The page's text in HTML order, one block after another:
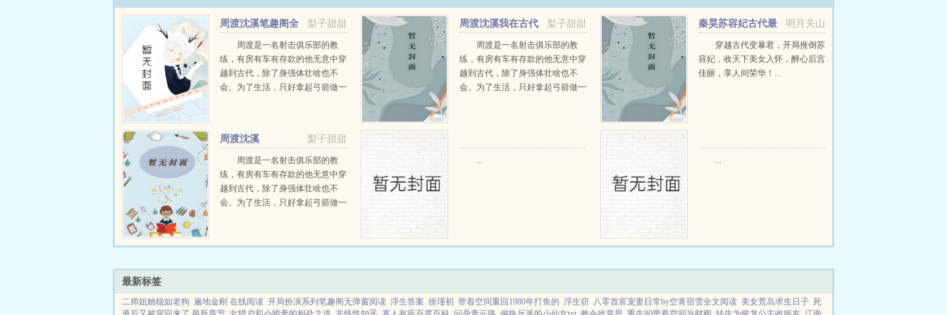
梨子甜甜
周渡沈溪笔趣阁全
文免费阅读
周渡是一名射击俱乐部的教
练，有房有车有存款的他无意中穿
越到古代，除了身强体壮啥也不
会。为了生活，只好拿起弓箭做一
渡看着山下的寥寥炊烟，以及那...
梨子甜甜
周渡沈溪我在古代
当猎户小说免费在线阅读
周渡是一名射击俱乐部的教
练，有房有车有存款的他无意中穿
越到古代，除了身强体壮啥也不
会。为了生活，只好拿起弓箭做一
明月关山
秦昊苏容妃古代最
强昏君最新章节在线阅读
穿越古代变暴君，开局推倒苏
容妃，收天下美女入怀，醉心后宫
佳丽，享人间荣华！...
梨子甜甜
周渡沈溪
周渡是一名射击俱乐部的教
练，有房有车有存款的他无意中穿
越到古代，除了身强体壮啥也不
会。为了生活，只好拿起弓箭做一
只野兔，不会做（失望）第三天周
... ...
最新标签
二师姐她稳如老狗 遍地金刚 在线阅读 开局扮演系列笔趣阁无弹窗阅读 浮生答案 徐瑾初 带着空间重回1980年打鱼的 浮生窃 八零首富宠妻日常by空青宿雪全文阅读 美女荒岛求生日子 死